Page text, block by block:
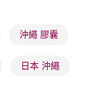
沖繩 膠囊
日本 沖繩